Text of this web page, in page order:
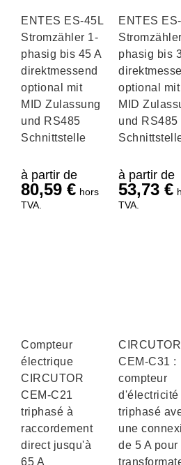
ENTES ES-45L
Stromzähler 1-
phasig bis 45 A
direktmessend
optional mit
MID Zulassung
und RS485
Schnittstelle
à partir de
80,59 € hors
TVA.
ENTES
phasig bis
optional mit
MID
und RS485
à partir de
53,73 €
TVA.
Compteur
électrique
CIRCUTOR
CEM-C21
triphasé à
raccordement
direct jusqu'à
65 A
CIRCUTOR
CEM-C31 :
compteur
d'électricité
triphasé
une
de 5 A pour